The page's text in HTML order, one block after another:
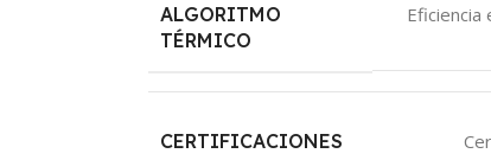
ALGORITMO
TÉRMICO
Eficiencia
CERTIFICACIONES